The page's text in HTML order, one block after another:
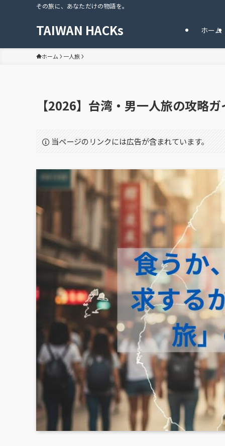
その旅に、あなただけの物語を。
TAIWAN HACKs ホーム
ホーム 一人旅
【2026】台湾・男一人旅の攻略
当ページのリンクには広告が含まれています。